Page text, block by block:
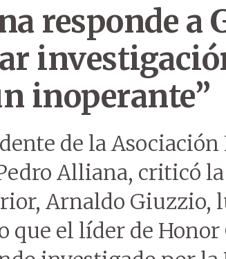
responde a
inoperante”
de la
Alliana, criticó
Arnaldo Giuzzio,
que el líder de